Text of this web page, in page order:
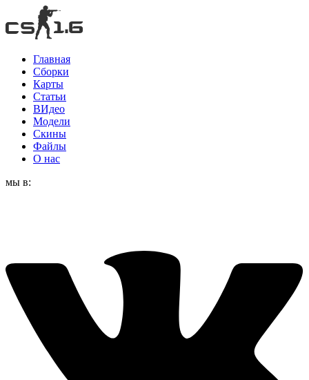
Главная
Сборки
Карты
Статьи
ВИдео
Модели
Скины
Файлы
О нас
мы в: